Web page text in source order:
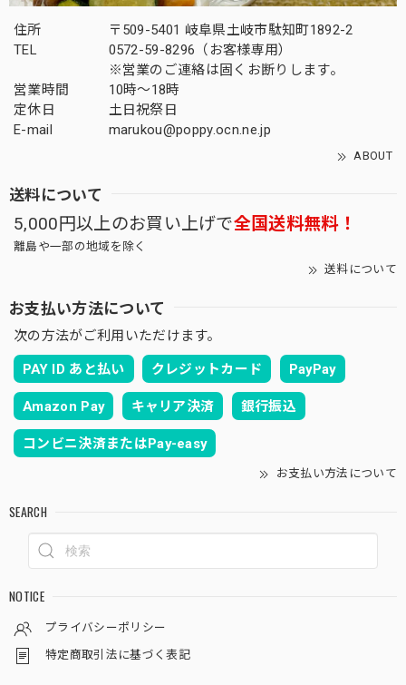
住所
〒509-5401 岐阜県土岐市駄知町1892-2
TEL
0572-59-8296（お客様専用）
※営業のご連絡は固くお断りします。
営業時間
10時～18時
定休日
土日祝祭日
E-mail
marukou@poppy.ocn.ne.jp
ABOUT
送料について
5,000円以上のお買い上げで全国送料無料！
離島や一部の地域を除く
送料について
お支払い方法について
次の方法がご利用いただけます。
PAY ID あと払い クレジットカード PayPay
Amazon Pay キャリア決済 銀行振込
コンビニ決済またはPay-easy
お支払い方法について
SEARCH
NOTICE
プライバシーポリシー
特定商取引法に基づく表記